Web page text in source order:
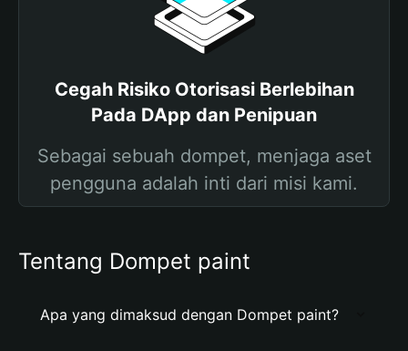
Cegah Risiko Otorisasi Berlebihan
Pada DApp dan Penipuan
Sebagai sebuah dompet, menjaga aset
pengguna adalah inti dari misi kami.
Tentang Dompet paint
Apa yang dimaksud dengan Dompet paint?